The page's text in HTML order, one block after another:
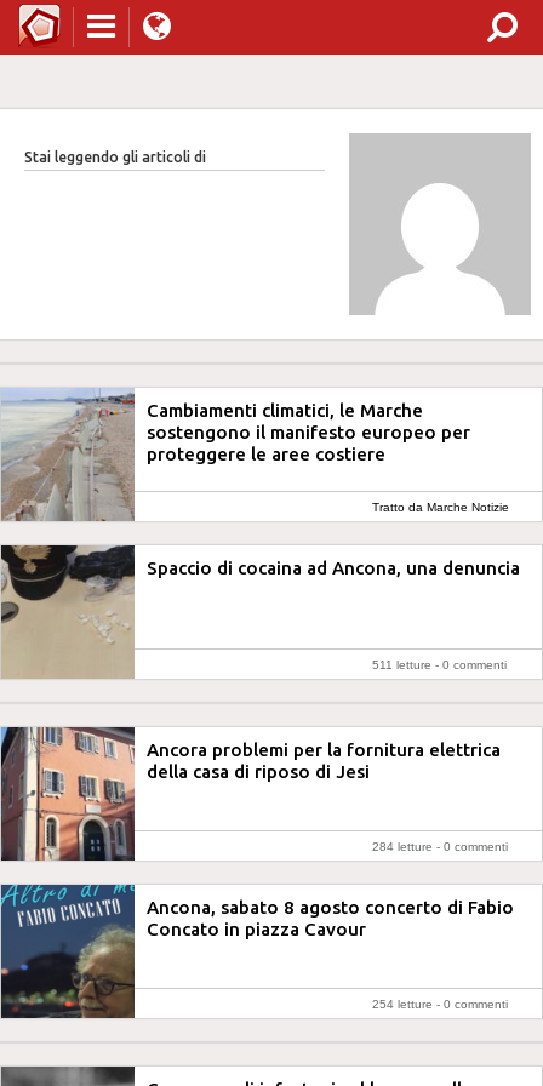
Stai leggendo gli articoli di
Cambiamenti climatici, le Marche
sostengono il manifesto europeo per
proteggere le aree costiere
Tratto da Marche Notizie
Spaccio di cocaina ad Ancona, una denuncia
511 letture - 0 commenti
Ancora problemi per la fornitura elettrica
della casa di riposo di Jesi
284 letture - 0 commenti
Ancona, sabato 8 agosto concerto di Fabio
Concato in piazza Cavour
254 letture - 0 commenti